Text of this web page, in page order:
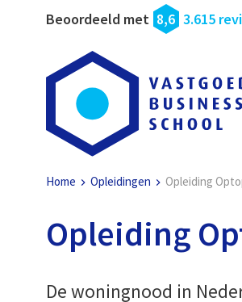
Beoordeeld met 8,6 3.615
Home Opleidingen Opleiding
Opleiding
De woningnood in